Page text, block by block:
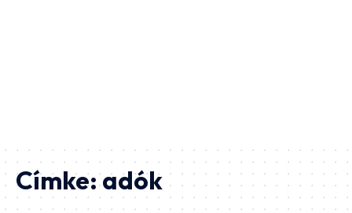
Címke:adók